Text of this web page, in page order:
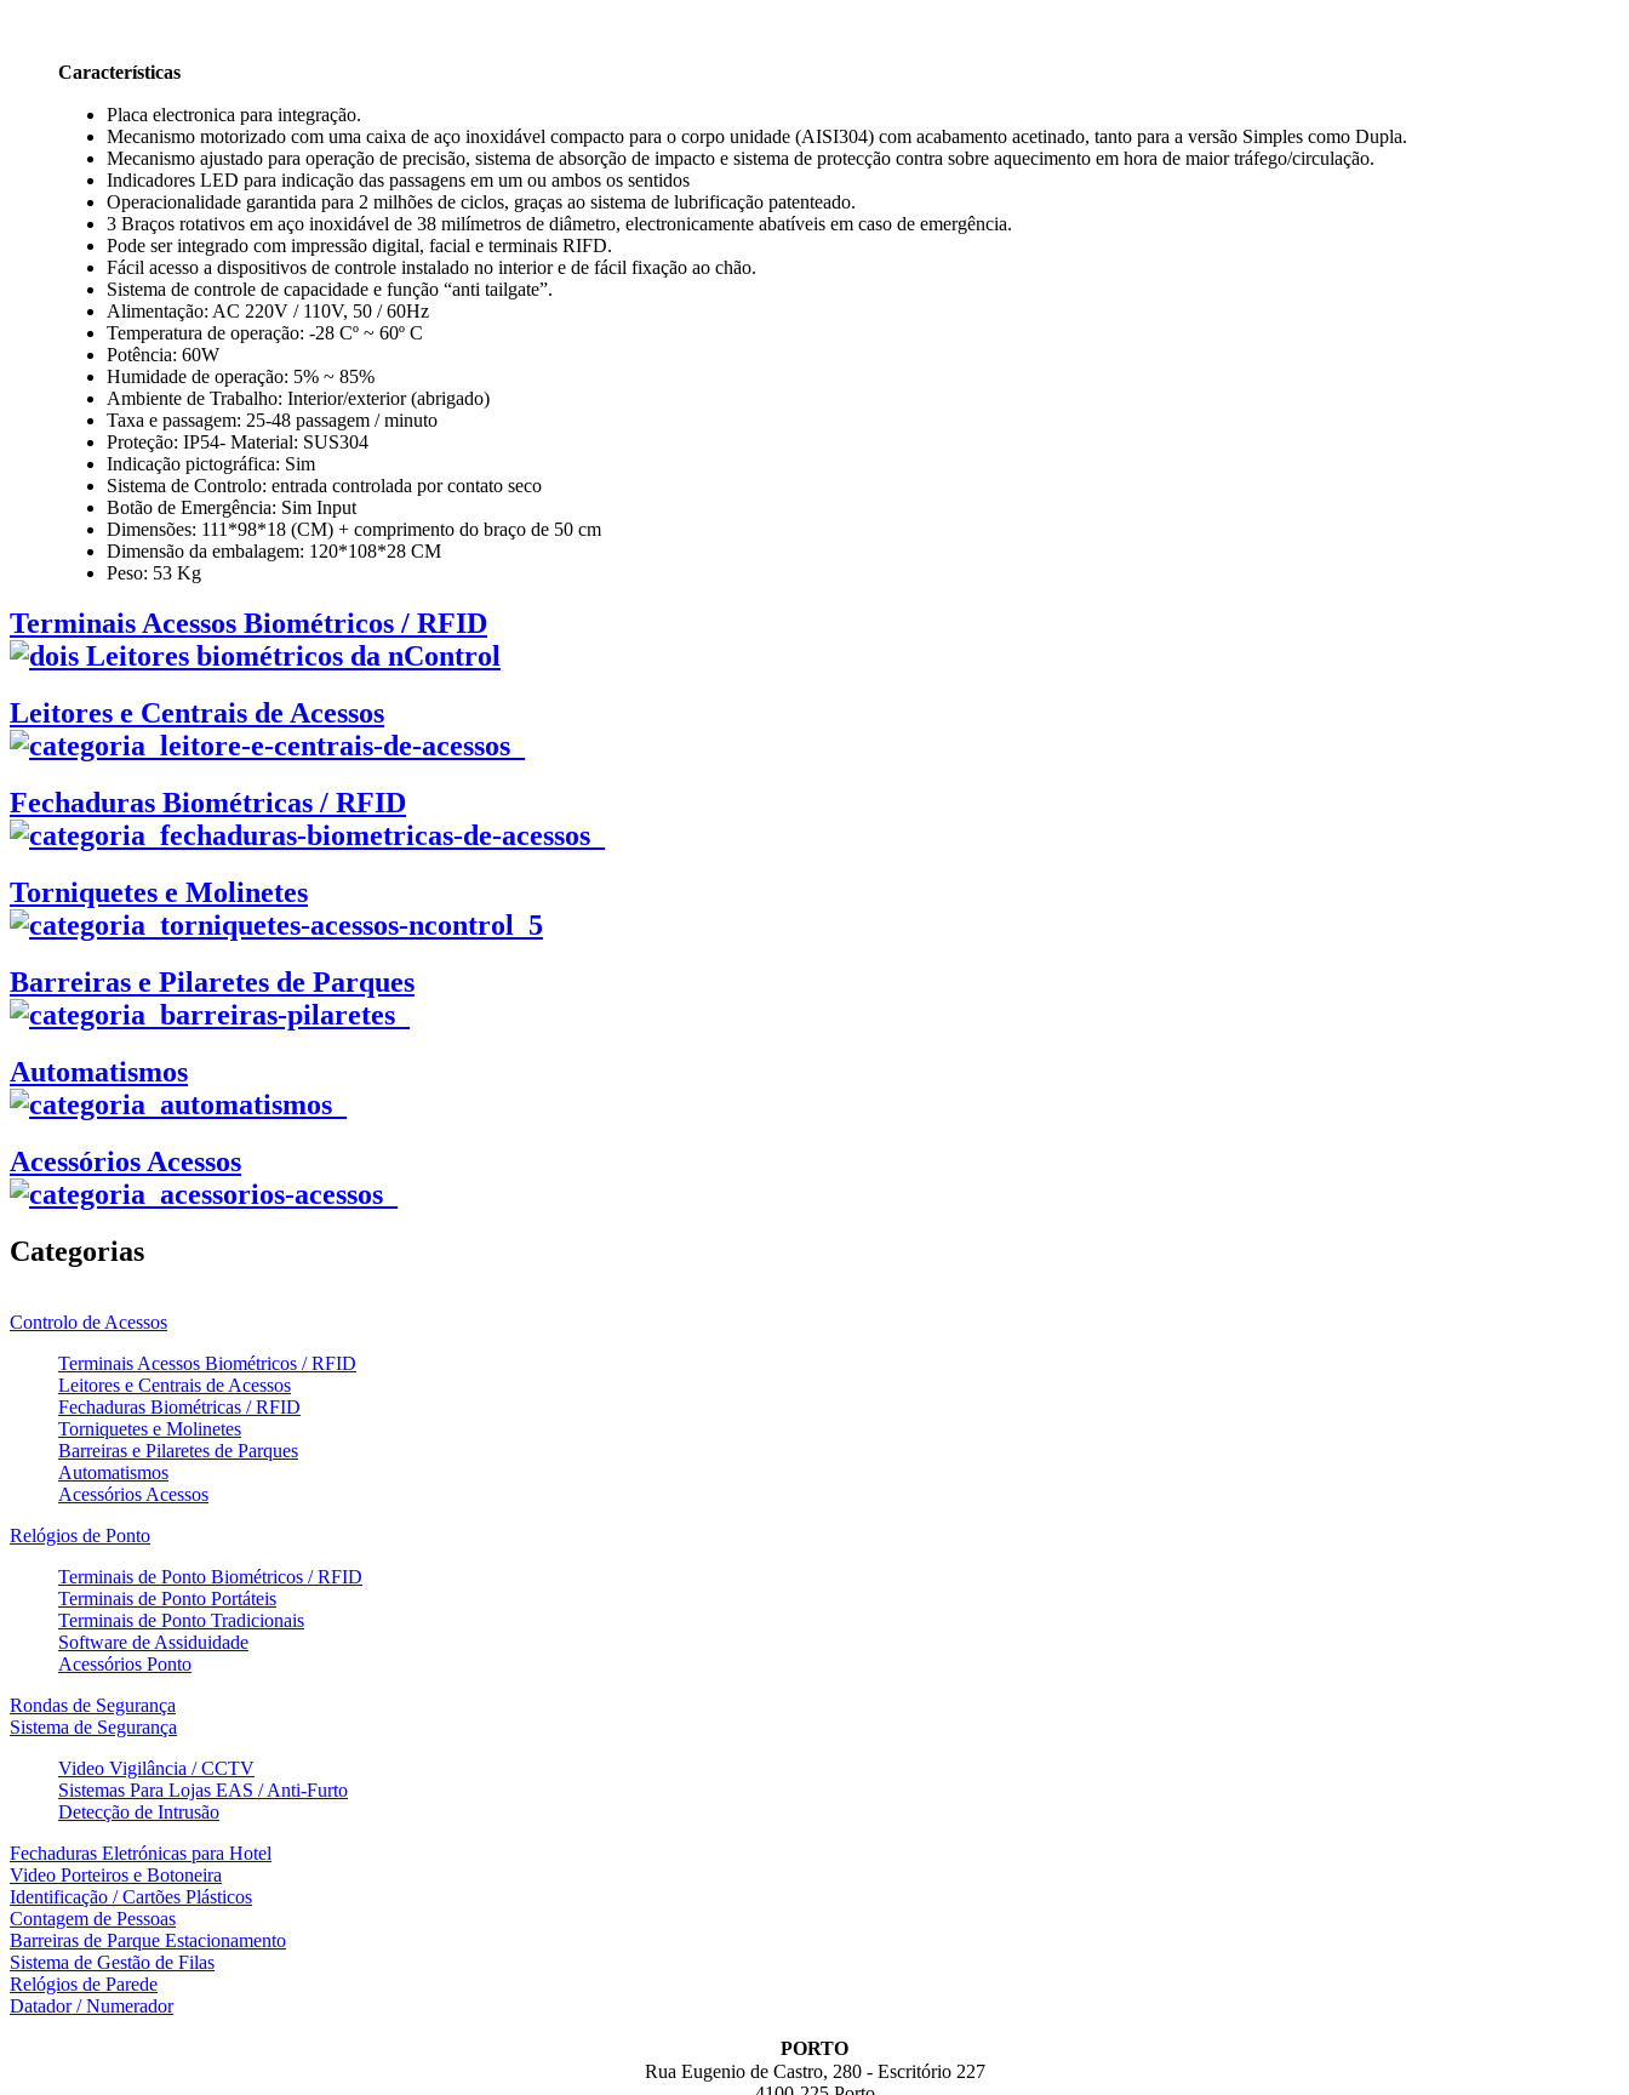
Características
Placa electronica para integração.
Mecanismo motorizado com uma caixa de aço inoxidável compacto para o corpo unidade (AISI304) com acabamento acetinado, tanto para a versão Simples como Dupla.
Mecanismo ajustado para operação de precisão, sistema de absorção de impacto e sistema de protecção contra sobre aquecimento em hora de maior tráfego/circulação.
Indicadores LED para indicação das passagens em um ou ambos os sentidos
Operacionalidade garantida para 2 milhões de ciclos, graças ao sistema de lubrificação patenteado.
3 Braços rotativos em aço inoxidável de 38 milímetros de diâmetro, electronicamente abatíveis em caso de emergência.
Pode ser integrado com impressão digital, facial e terminais RIFD.
Fácil acesso a dispositivos de controle instalado no interior e de fácil fixação ao chão.
Sistema de controle de capacidade e função “anti tailgate”.
Alimentação: AC 220V / 110V, 50 / 60Hz
Temperatura de operação: -28 Cº ~ 60º C
Potência: 60W
Humidade de operação: 5% ~ 85%
Ambiente de Trabalho: Interior/exterior (abrigado)
Taxa e passagem: 25-48 passagem / minuto
Proteção: IP54- Material: SUS304
Indicação pictográfica: Sim
Sistema de Controlo: entrada controlada por contato seco
Botão de Emergência: Sim Input
Dimensões: 111*98*18 (CM) + comprimento do braço de 50 cm
Dimensão da embalagem: 120*108*28 CM
Peso: 53 Kg
Terminais Acessos Biométricos / RFID
Leitores e Centrais de Acessos
Fechaduras Biométricas / RFID
Torniquetes e Molinetes
Barreiras e Pilaretes de Parques
Automatismos
Acessórios Acessos
Categorias
Controlo de Acessos
Terminais Acessos Biométricos / RFID
Leitores e Centrais de Acessos
Fechaduras Biométricas / RFID
Torniquetes e Molinetes
Barreiras e Pilaretes de Parques
Automatismos
Acessórios Acessos
Relógios de Ponto
Terminais de Ponto Biométricos / RFID
Terminais de Ponto Portáteis
Terminais de Ponto Tradicionais
Software de Assiduidade
Acessórios Ponto
Rondas de Segurança
Sistema de Segurança
Video Vigilância / CCTV
Sistemas Para Lojas EAS / Anti-Furto
Detecção de Intrusão
Fechaduras Eletrónicas para Hotel
Video Porteiros e Botoneira
Identificação / Cartões Plásticos
Contagem de Pessoas
Barreiras de Parque Estacionamento
Sistema de Gestão de Filas
Relógios de Parede
Datador / Numerador
PORTO
Rua Eugenio de Castro, 280 - Escritório 227